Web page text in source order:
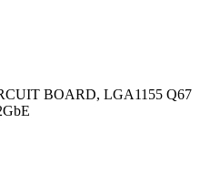
BOARD, LGA1155 Q67